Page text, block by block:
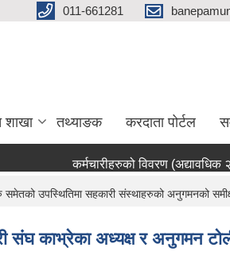
011-661281
शाखा तथ्याङक करदाता पोर्टल
कर्मचारीहरुको विवरण (अद्यावधिक
उपस्थितिमा सहकारी संस्थाहरुको अनुगमनको
काभ्रेका अध्यक्ष र अनुगमन